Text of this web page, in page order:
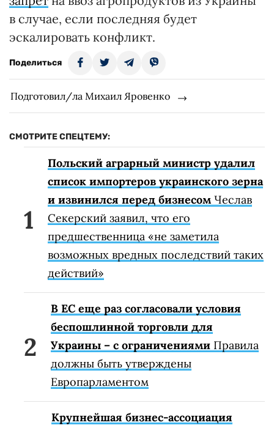
в случае, если последняя будет
эскалировать конфликт.
Поделиться
Подготовил/ла Михаил Яровенко
СМОТРИТЕ СПЕЦТЕМУ:
Польский аграрный министр удалил
список импортеров украинского зерна
и извинился перед бизнесом Чеслав
Секерский заявил, что его
предшественница «не заметила
возможных вредных последствий таких
действий»
В ЕС еще раз согласовали условия
беспошлинной торговли для
Украины – с ограничениями Правила
должны быть утверждены
Европарламентом
Крупнейшая бизнес-ассоциация